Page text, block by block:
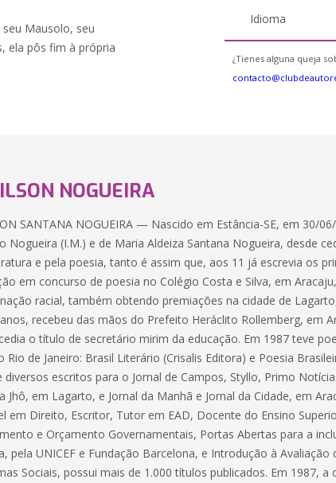
Mausolo, seu
ela pôs fim à própria
Idioma
¿Tienes alguna queja
NOGUEIRA
SANTANA NOGUEIRA — Nascido em Estância-SE, em 30/
Nogueira (I.M.) e de Maria Aldeiza Santana Nogueira, desde
e pela poesia, tanto é assim que, aos 11 já escrevia os
em concurso de poesia no Colégio Costa e Silva, em
racial, também obtendo premiações na cidade de
recebeu das mãos do Prefeito Heráclito Rollemberg, em
o título de secretário mirim da educação. Em 1987 teve
Rio de Janeiro: Brasil Literário (Crisalis Editora) e Poesia
diversos escritos para o Jornal de Campos, Styllo, Primo
Jhô, em Lagarto, e Jornal da Manhã e Jornal da Cidade, em
em Direito, Escritor, Tutor em EAD, Docente do Ensino
e Orçamento Governamentais, Portas Abertas para a
pela UNICEF e Fundação Barcelona, e Introdução à Avaliação
Sociais, possui mais de 1.000 títulos publicados. Em 1987,